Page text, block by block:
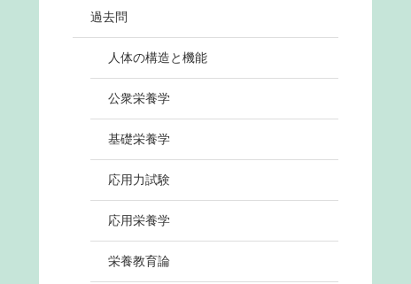
過去問
人体の構造と機能
公衆栄養学
基礎栄養学
応用力試験
応用栄養学
栄養教育論